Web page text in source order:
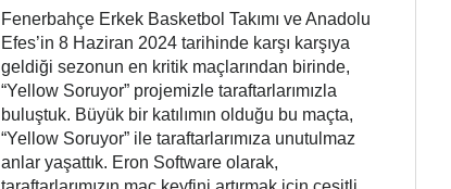
Fenerbahçe Erkek Basketbol Takımı ve Anadolu
Efes’in 8 Haziran 2024 tarihinde karşı karşıya
geldiği sezonun en kritik maçlarından birinde,
“Yellow Soruyor” projemizle taraftarlarımızla
buluştuk. Büyük bir katılımın olduğu bu maçta,
“Yellow Soruyor” ile taraftarlarımıza unutulmaz
anlar yaşattık. Eron Software olarak,